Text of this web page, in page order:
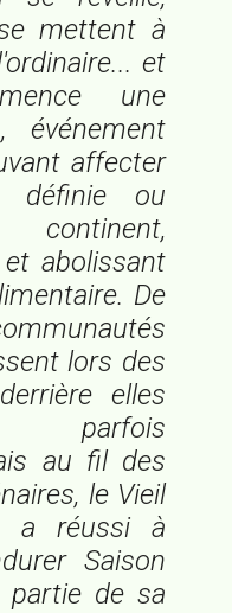
mettent à
et
une
événement
affecter
définie ou
abolissant
De
lors des
elles
parfois
au fil des
le Vieil
a réussi à
Saison
partie de sa